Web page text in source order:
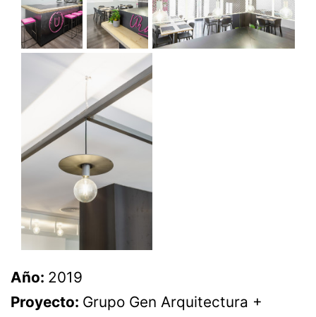
Año: 2019
Proyecto: Grupo Gen Arquitectura +